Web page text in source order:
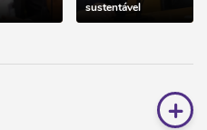
sustentável
+